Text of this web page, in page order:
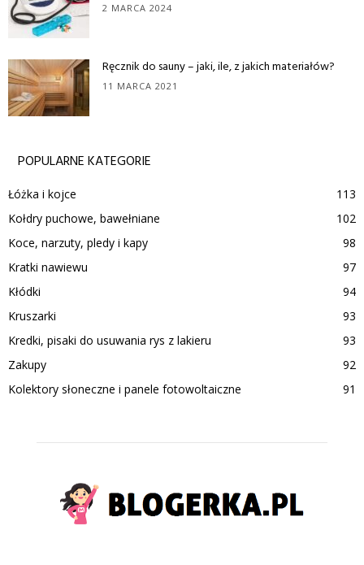
2 MARCA 2024
Ręcznik do sauny – jaki, ile, z jakich materiałów?
11 MARCA 2021
POPULARNE KATEGORIE
Łóżka i kojce
113
Kołdry puchowe, bawełniane
102
Koce, narzuty, pledy i kapy
98
Kratki nawiewu
97
Kłódki
94
Kruszarki
93
Kredki, pisaki do usuwania rys z lakieru
93
Zakupy
92
Kolektory słoneczne i panele fotowoltaiczne
91